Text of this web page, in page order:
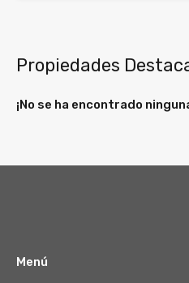
Propiedades
¡No se ha encontrado
Menú